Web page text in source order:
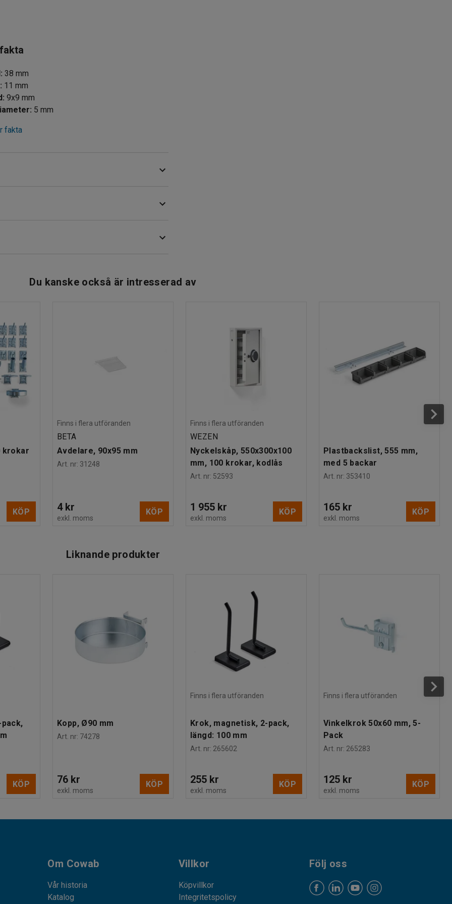
: 38 mm
: 11 mm
: 9x9 mm
: 5 mm
fakta
Du kanske också är intresserad av
krokar
KÖP
Finns i flera utföranden
BETA
Avdelare, 90x95 mm
Art. nr: 31248
4 kr
exkl. moms
KÖP
Finns i flera utföranden
WEZEN
Nyckelskåp, 550x300x100
mm, 100 krokar, kodlås
Art. nr: 52593
1 955 kr
exkl. moms
KÖP
Plastbackslist, 555 mm,
med 5 backar
Art. nr: 353410
165 kr
exkl. moms
KÖP
Liknande produkter
KÖP
Kopp, Ø90 mm
Art. nr: 74278
76 kr
exkl. moms
KÖP
Finns i flera utföranden
Krok, magnetisk, 2-pack,
längd: 100 mm
Art. nr: 265602
255 kr
exkl. moms
KÖP
Finns i flera utföranden
Vinkelkrok 50x60 mm, 5-
Pack
Art. nr: 265283
125 kr
exkl. moms
KÖP
Om Cowab
Vår historia
Katalog
Villkor
Köpvillkor
Integritetspolicy
Följ oss